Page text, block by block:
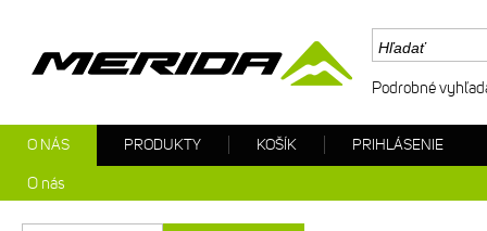
Podrobné
O NÁS
O nás
PRODUKTY KOŠÍK PRIHLÁSENIE